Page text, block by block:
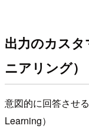
出力のカス
ニアリング）
意図的に回答させ
Learning）